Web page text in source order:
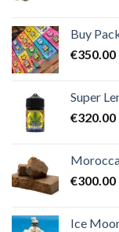
Buy
€350.00
Super
€320.00
€300.00
Ice